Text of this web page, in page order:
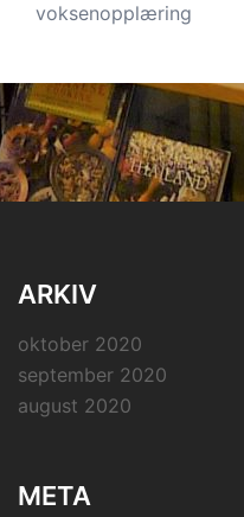
voksenopplæring
ARKIV
oktober 2020
september 2020
august 2020
META